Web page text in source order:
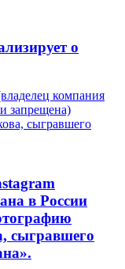
о
компания
запрещена)
сыгравшего
в России
сыгравшего